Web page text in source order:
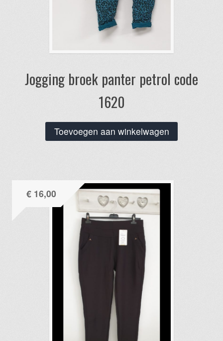
Jogging broek panter petrol code
1620
Toevoegen aan winkelwagen
€16,00